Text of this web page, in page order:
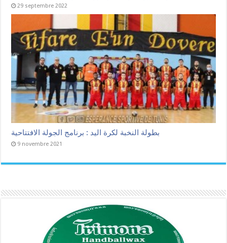
29 septembre 2022
بطولة النخبة لكرة اليد : برنامج الجولة الافتتاحية
9 novembre 2021